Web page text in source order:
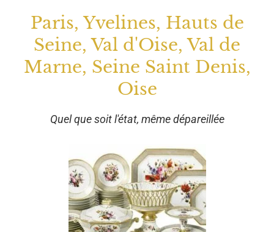
Paris, Yvelines, Hauts de
Seine, Val d'Oise, Val de
Marne, Seine Saint Denis,
Oise
Quel que soit l'état, même dépareillée